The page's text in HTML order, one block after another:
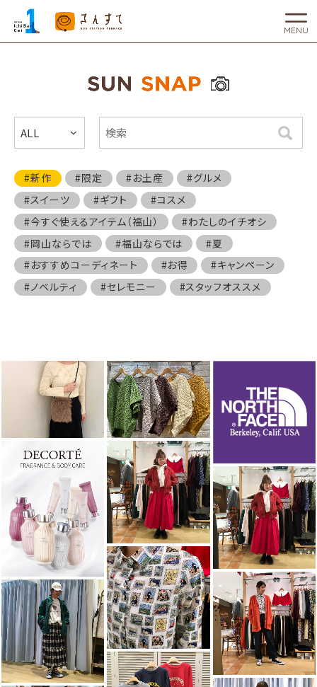
MENU
ALL 検索
#新作 #限定 #お土産
#グルメ
#スイーツ
#ギフト
#コスメ
#今すぐ使えるアイテム（福山）
#わたしのイチオシ
#岡山ならでは
#福山ならでは
#夏
#おすすめコーディネート
#お得
#キャンペーン
#ノベルティ
#セレモニー #スタッフオススメ